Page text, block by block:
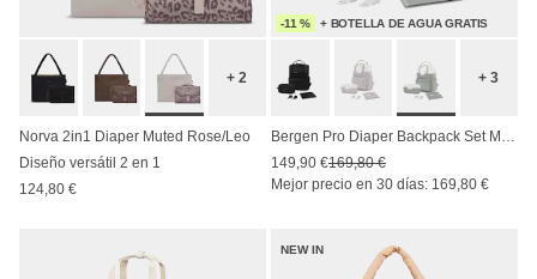
+ 2
Norva 2in1 Diaper Muted Rose/Leo
Diseño versátil 2 en 1
124,80 €
-11 % + BOTELLA DE AGUA GRATIS
+ 3
Bergen Pro Diaper Backpack Set Muted Sage
149,90 €169,80 €
Mejor precio en 30 días: 169,80 €
NEW IN